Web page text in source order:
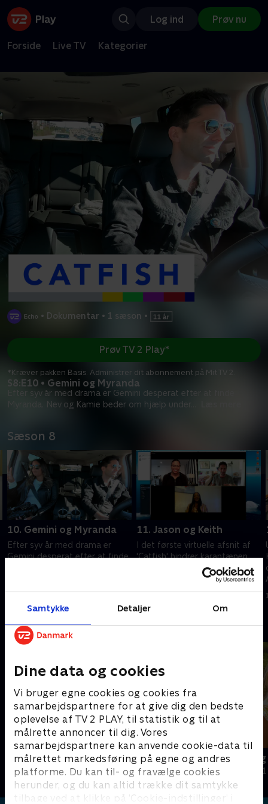
Samtykke Detaljer Om
Dine data og cookies
Vi bruger egne cookies og cookies fra
samarbejdspartnere for at give dig den bedste
oplevelse af TV 2 PLAY, til statistik og til at
målrette annoncer til dig. Vores
samarbejdspartnere kan anvende cookie-data til
målrettet markedsføring på egne og andres
platforme. Du kan til- og fravælge cookies
herunder, og du kan altid trække dit samtykke
tilbage ved at klikke på ’Cookie-indstillinger’ i
Log ind Prøv nu
Forside Live TV Kategorier
• Dokumentar • 1 sæson •
S8:E10 • Gemini og Myranda
Efter syv år med drama er Gemini desperat efter at finde
Myranda. Nev og Kamie beder om hjælp under
Prøv TV 2 Play*
*Kræver pakken Basis. Administrer dit abonnement på Mit TV 2.
Sæson 8
10. Gemini og Myranda
Efter syv år med drama er
Gemini desperat efter at finde
intervention med en serie-
11. Jason og Keith
I det første virtuelle afsnit af
'Catfish' hindrer karantænen
ikke Nev og Kamie i at hjælpe
Jason med at finde ud af mere
om Instagram-modellen Keith.
Andre så også
Drugged i nattelivet
Dokumentar • 1 sæsoner
Ibiza dag
Dokumentar •